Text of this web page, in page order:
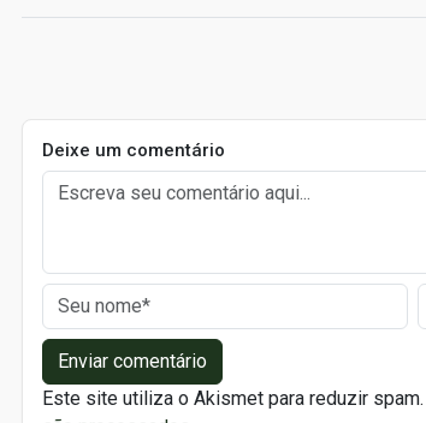
Deixe um comentário
Enviar comentário
Este site utiliza o Akismet para reduzir spam.